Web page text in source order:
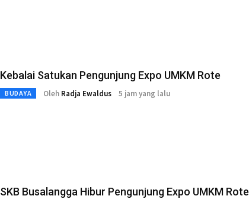
Kebalai Satukan Pengunjung Expo UMKM Rote
BUDAYA Oleh Radja Ewaldus 5 jam yang lalu
SKB Busalangga Hibur Pengunjung Expo UMKM Rote